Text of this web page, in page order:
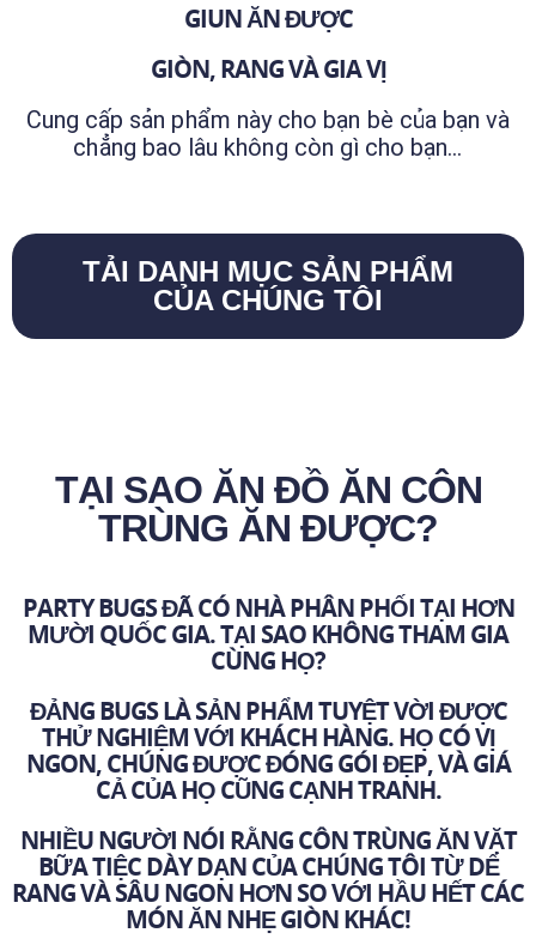
GIUN ĂN ĐƯỢC
GIÒN, RANG VÀ GIA VỊ
Cung cấp sản phẩm này cho bạn bè của bạn và
chẳng bao lâu không còn gì cho bạn…
TẢI DANH MỤC SẢN PHẨM
CỦA CHÚNG TÔI
TẠI SAO ĂN ĐỒ ĂN CÔN
TRÙNG ĂN ĐƯỢC?
PARTY BUGS ĐÃ CÓ NHÀ PHÂN PHỐI TẠI HƠN
MƯỜI QUỐC GIA. TẠI SAO KHÔNG THAM GIA
CÙNG HỌ?
ĐẢNG BUGS LÀ SẢN PHẨM TUYỆT VỜI ĐƯỢC
THỬ NGHIỆM VỚI KHÁCH HÀNG. HỌ CÓ VỊ
NGON, CHÚNG ĐƯỢC ĐÓNG GÓI ĐẸP, VÀ GIÁ
CẢ CỦA HỌ CŨNG CẠNH TRANH.
NHIỀU NGƯỜI NÓI RẰNG CÔN TRÙNG ĂN VẶT
BỮA TIỆC DÀY DẠN CỦA CHÚNG TÔI TỪ DẾ
RANG VÀ SÂU NGON HƠN SO VỚI HẦU HẾT CÁC
MÓN ĂN NHẸ GIÒN KHÁC!